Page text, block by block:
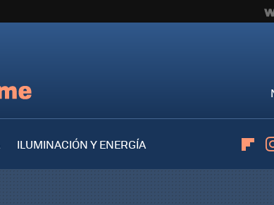
ILUMINACIÓN Y ENERGÍA